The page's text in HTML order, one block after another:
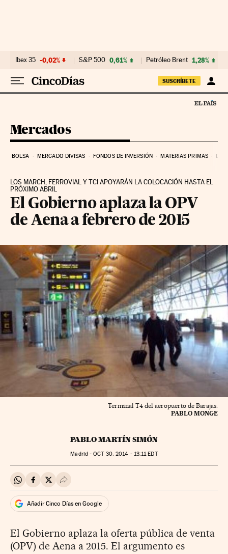
Ibex 35 -0,02% S&P 500 0,61% Petróleo Brent 1,28%
SUSCRÍBETE
Mercados
BOLSA MERCADO DIVISAS FONDOS DE INVERSIÓN MATERIAS PRIMAS
LOS MARCH, FERROVIAL Y TCI APOYARÁN LA COLOCACIÓN HASTA EL
PRÓXIMO ABRIL
El Gobierno aplaza la OPV
de Aena a febrero de 2015
Terminal T4 del aeropuerto de Barajas.
PABLO MONGE
PABLO MARTÍN SIMÓN
Madrid -OCT30, 2014 - 13:11EDT
Compartir en Whatsapp
Compartir en Facebook
Compartir en Twitter
Desplegar Redes Sociales
Añadir Cinco Días en Google
El Gobierno aplaza la oferta pública de venta
(OPV) de Aena a 2015. El argumento es